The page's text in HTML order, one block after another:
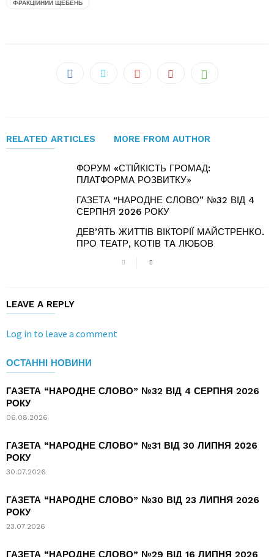
ФРАКЦІЙНИЙ ЩЕБЕНЬ
RELATED ARTICLES MORE FROM AUTHOR
ФОРУМ «СТІЙКІСТЬ ГРОМАД:
ПЛАТФОРМА РОЗВИТКУ»
ГАЗЕТА “НАРОДНЕ СЛОВО” №32 ВІД 4
СЕРПНЯ 2026 РОКУ
ДЕВ’ЯТЬ ЖИТТІВ ВІКТОРІЇ МАЙСТРЕНКО.
ПРО ТЕАТР, КОТІВ ТА ЛЮБОВ
LEAVE A REPLY
Log in to leave a comment
ОСТАННІ НОВИНИ
ГАЗЕТА “НАРОДНЕ СЛОВО” №32 ВІД 4 СЕРПНЯ 2026
РОКУ
06.08.2026
ГАЗЕТА “НАРОДНЕ СЛОВО” №31 ВІД 30 ЛИПНЯ 2026
РОКУ
30.07.2026
ГАЗЕТА “НАРОДНЕ СЛОВО” №30 ВІД 23 ЛИПНЯ 2026
РОКУ
23.07.2026
ГАЗЕТА “НАРОДНЕ СЛОВО” №29 ВІД 16 ЛИПНЯ 2026